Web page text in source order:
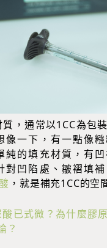
，通常以1CC為包
像一下，有一點像
純的填充材質，有
對凹陷處、皺褶填
，就是補充1CC的空
酸已式微？為什麼膠
？